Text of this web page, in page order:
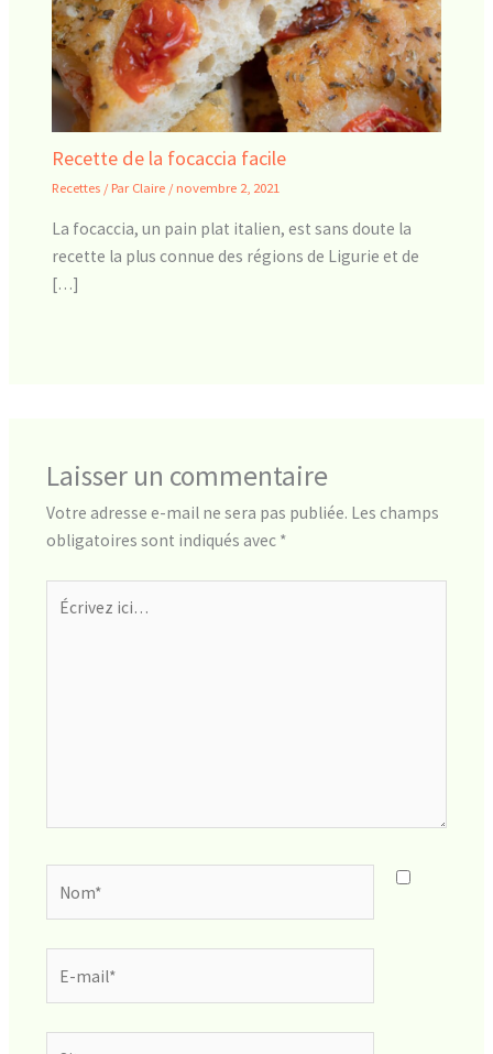
Recette de la focaccia facile
Recettes / Par Claire / novembre 2, 2021
La focaccia, un pain plat italien, est sans doute la
recette la plus connue des régions de Ligurie et de
[…]
Laisser un commentaire
Votre adresse e-mail ne sera pas publiée. Les champs
obligatoires sont indiqués avec *
ici…
mail*